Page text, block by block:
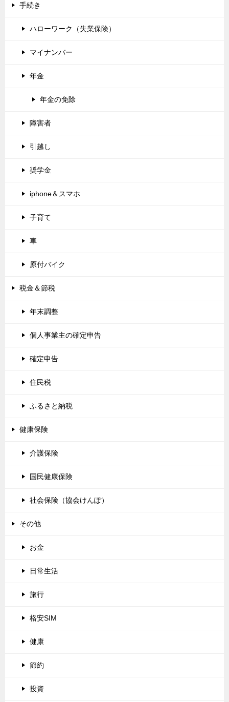
手続き
ハローワーク（失業保険）
マイナンバー
年金
年金の免除
障害者
引越し
奨学金
iphone＆スマホ
子育て
車
原付バイク
税金＆節税
年末調整
個人事業主の確定申告
確定申告
住民税
ふるさと納税
健康保険
介護保険
国民健康保険
社会保険（協会けんぽ）
その他
お金
日常生活
旅行
格安SIM
健康
節約
投資